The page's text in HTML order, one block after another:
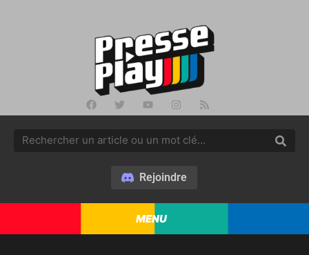
Rejoindre
MENU